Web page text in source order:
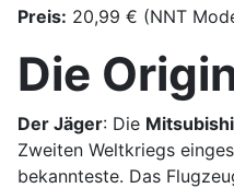
Preis: 20,99 € (NNT
Die
Der Jäger: Die
Zweiten Weltkriegs
bekannteste. Das